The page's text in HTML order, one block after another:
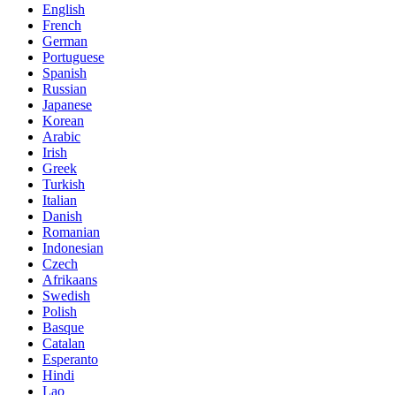
English
French
German
Portuguese
Spanish
Russian
Japanese
Korean
Arabic
Irish
Greek
Turkish
Italian
Danish
Romanian
Indonesian
Czech
Afrikaans
Swedish
Polish
Basque
Catalan
Esperanto
Hindi
Lao